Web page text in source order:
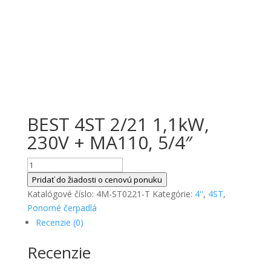
BEST 4ST 2/21 1,1kW,
230V + MA110, 5/4″
množstvo
BEST
4ST
2/21
1,1kW,
+
MA110,
Pridať do žiadosti o cenovú ponuku
Katalógové číslo: 4M-ST0221-T Kategórie: 4'', 4ST,
Ponorné čerpadlá
Recenzie (0)
Recenzie